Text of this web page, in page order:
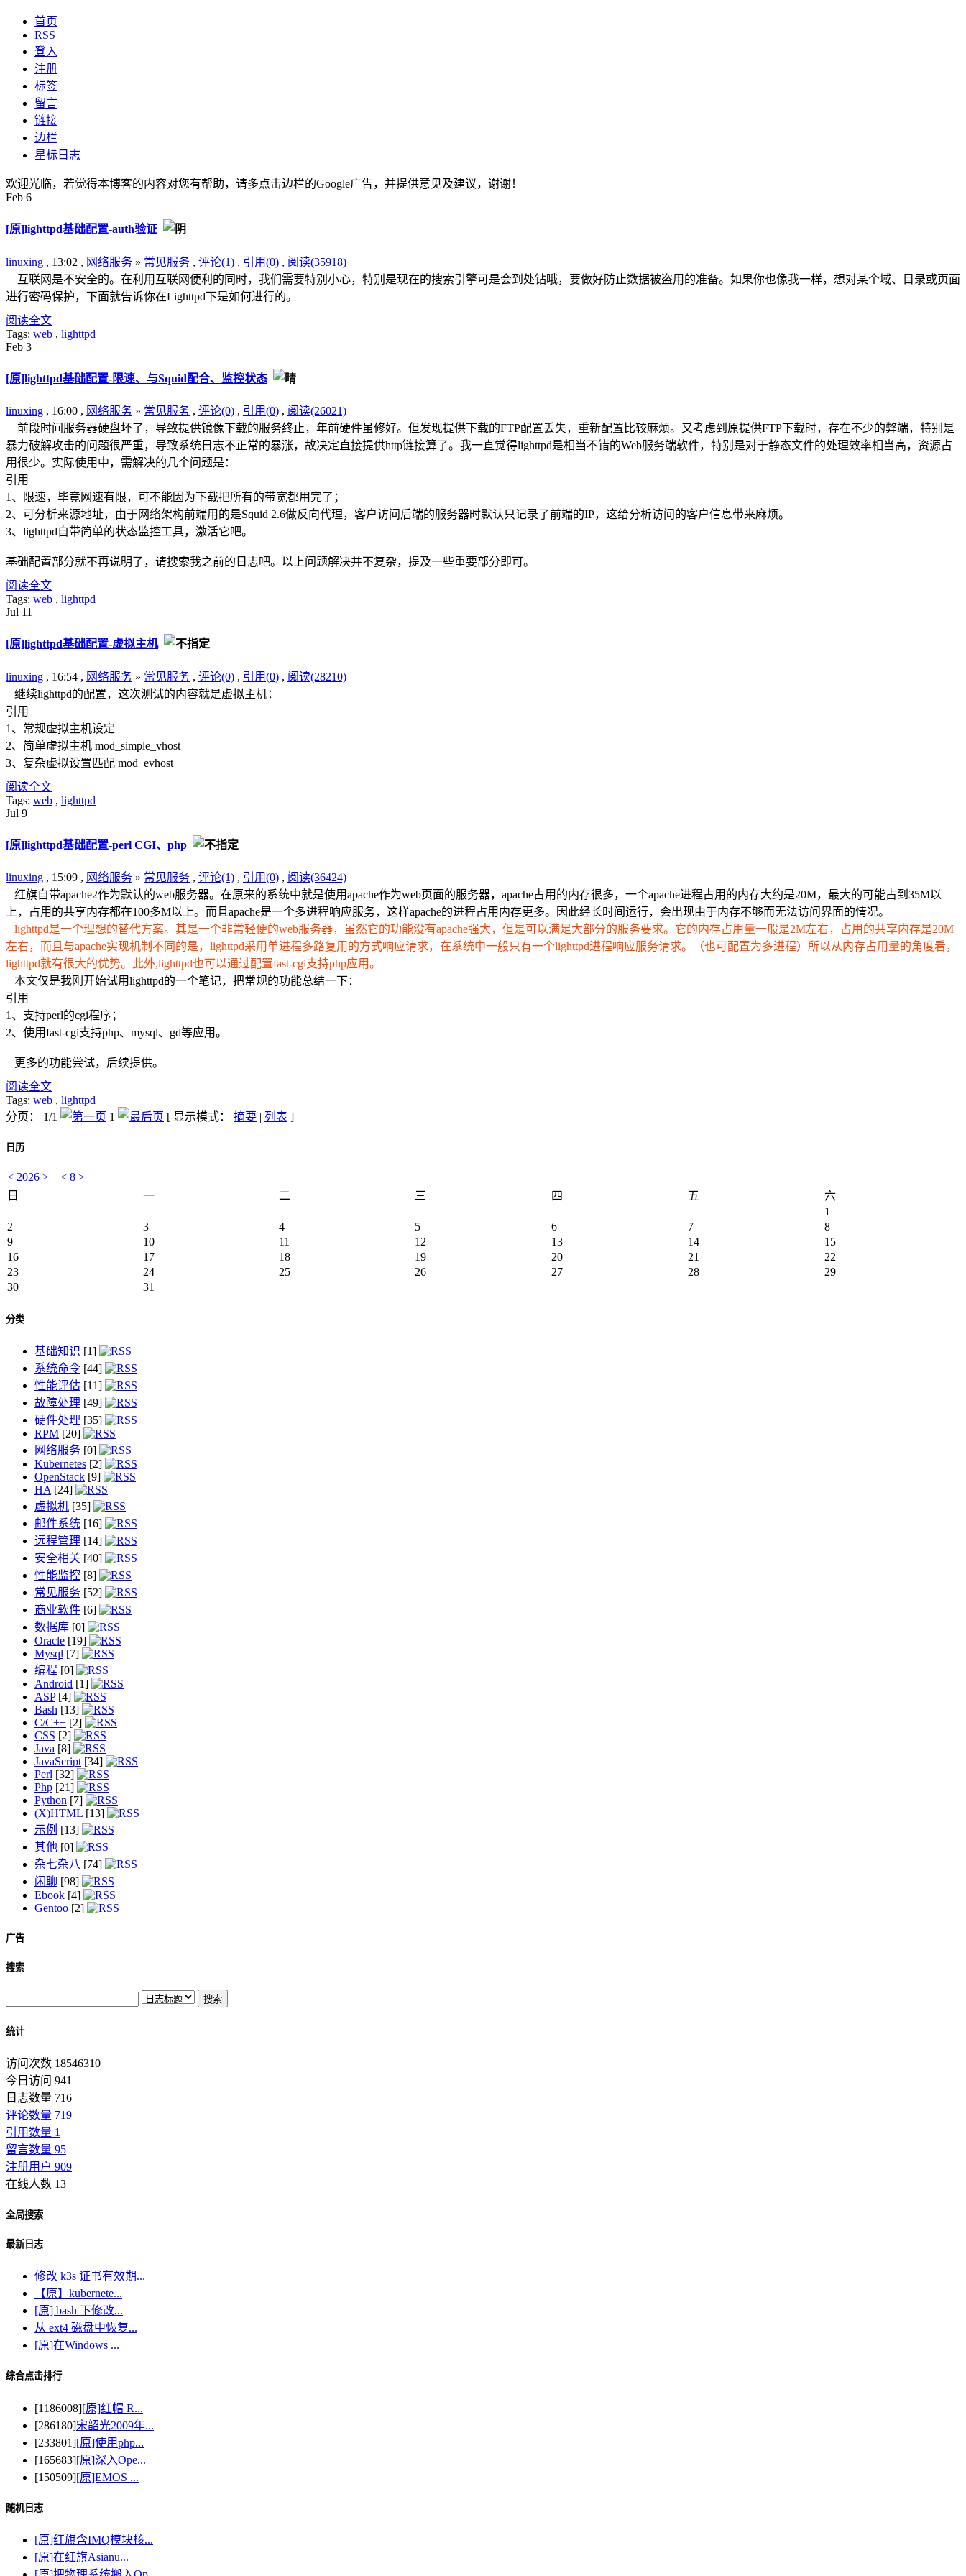
首页
RSS
登入
注册
标签
留言
链接
边栏
星标日志
欢迎光临，若觉得本博客的内容对您有帮助，请多点击边栏的Google广告，并提供意见及建议，谢谢！
Feb 6
[原]lighttpd基础配置-auth验证
linuxing , 13:02 , 网络服务 » 常见服务 , 评论(1) , 引用(0) , 阅读(35918)
互联网是不安全的。在利用互联网便利的同时，我们需要特别小心，特别是现在的搜索引擎可是会到处钻哦，要做好防止数据被盗用的准备。如果你也像我一样，想对某个域、目录或页面
进行密码保护，下面就告诉你在Lighttpd下是如何进行的。
阅读全文
Tags: web , lighttpd
Feb 3
[原]lighttpd基础配置-限速、与Squid配合、监控状态
linuxing , 16:00 , 网络服务 » 常见服务 , 评论(0) , 引用(0) , 阅读(26021)
前段时间服务器硬盘坏了，导致提供镜像下载的服务终止，年前硬件虽修好。但发现提供下载的FTP配置丢失，重新配置比较麻烦。又考虑到原提供FTP下载时，存在不少的弊端，特别是
暴力破解攻击的问题很严重，导致系统日志不正常的暴涨，故决定直接提供http链接算了。我一直觉得lighttpd是相当不错的Web服务端软件，特别是对于静态文件的处理效率相当高，资源占
用很少。实际使用中，需解决的几个问题是：
引用
1、限速，毕竟网速有限，可不能因为下载把所有的带宽都用完了；
2、可分析来源地址，由于网络架构前端用的是Squid 2.6做反向代理，客户访问后端的服务器时默认只记录了前端的IP，这给分析访问的客户信息带来麻烦。
3、lighttpd自带简单的状态监控工具，激活它吧。
基础配置部分就不再说明了，请搜索我之前的日志吧。以上问题解决并不复杂，提及一些重要部分即可。
阅读全文
Tags: web , lighttpd
Jul 11
[原]lighttpd基础配置-虚拟主机
linuxing , 16:54 , 网络服务 » 常见服务 , 评论(0) , 引用(0) , 阅读(28210)
继续lighttpd的配置，这次测试的内容就是虚拟主机：
引用
1、常规虚拟主机设定
2、简单虚拟主机 mod_simple_vhost
3、复杂虚拟设置匹配 mod_evhost
阅读全文
Tags: web , lighttpd
Jul 9
[原]lighttpd基础配置-perl CGI、php
linuxing , 15:09 , 网络服务 » 常见服务 , 评论(1) , 引用(0) , 阅读(36424)
红旗自带apache2作为默认的web服务器。在原来的系统中就是使用apache作为web页面的服务器，apache占用的内存很多，一个apache进程占用的内存大约是20M，最大的可能占到35M以
上，占用的共享内存都在100多M以上。而且apache是一个多进程响应服务，这样apache的进程占用内存更多。因此经长时间运行，会出现由于内存不够而无法访问界面的情况。
lighttpd是一个理想的替代方案。其是一个非常轻便的web服务器，虽然它的功能没有apache强大，但是可以满足大部分的服务要求。它的内存占用量一般是2M左右，占用的共享内存是20M
左右，而且与apache实现机制不同的是，lighttpd采用单进程多路复用的方式响应请求，在系统中一般只有一个lighttpd进程响应服务请求。（也可配置为多进程）所以从内存占用量的角度看，
lighttpd就有很大的优势。此外,lighttpd也可以通过配置fast-cgi支持php应用。
本文仅是我刚开始试用lighttpd的一个笔记，把常规的功能总结一下：
引用
1、支持perl的cgi程序；
2、使用fast-cgi支持php、mysql、gd等应用。
更多的功能尝试，后续提供。
阅读全文
Tags: web , lighttpd
分页： 1/1
1 [ 显示模式： 摘要 | 列表 ]
日历
< 2026 > < 8 >
日
一 二 三 四 五
六
1
2
3 4 5 6 7
8
9
10 11 12 13 14
15
16
17 18 19 20 21
22
23
24 25 26 27 28
29
30
31
分类
基础知识 [1]
系统命令 [44]
性能评估 [11]
故障处理 [49]
硬件处理 [35]
RPM [20]
网络服务 [0]
Kubernetes [2]
OpenStack [9]
HA [24]
虚拟机 [35]
邮件系统 [16]
远程管理 [14]
安全相关 [40]
性能监控 [8]
常见服务 [52]
商业软件 [6]
数据库 [0]
Oracle [19]
Mysql [7]
编程 [0]
Android [1]
ASP[4]
Bash [13]
C/C++ [2]
CSS [2]
Java [8]
JavaScript [34]
Perl [32]
Php [21]
Python [7]
(X)HTML [13]
示例 [13]
其他 [0]
杂七杂八 [74]
闲聊 [98]
Ebook [4]
Gentoo [2]
广告
搜索
统计
访问次数 18546310
今日访问 941
日志数量 716
评论数量 719
引用数量 1
留言数量 95
注册用户 909
在线人数 13
全局搜索
最新日志
修改 k3s 证书有效期...
【原】kubernete...
[原] bash 下修改...
从 ext4 磁盘中恢复...
[原]在Windows ...
综合点击排行
[1186008][原]红帽 R...
[286180]宋韶光2009年...
[233801][原]使用php...
[165683][原]深入Ope...
[150509][原]EMOS ...
随机日志
[原]红旗含IMQ模块核...
[原]在红旗Asianu...